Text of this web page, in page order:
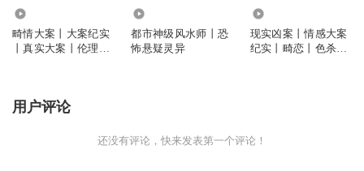
畸情大案丨大案纪实
丨真实大案丨伦理情
都市神级风水师丨恐
怖悬疑灵异
现实凶案丨情感大案
纪实丨畸恋丨色杀丨
用户评论
还没有评论，快来发表第一个评论！